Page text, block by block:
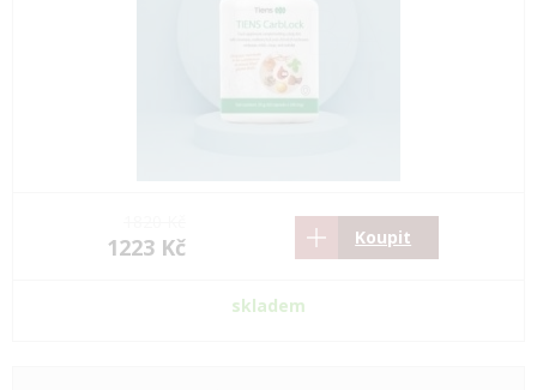
1223 Kč Koupit
skladem